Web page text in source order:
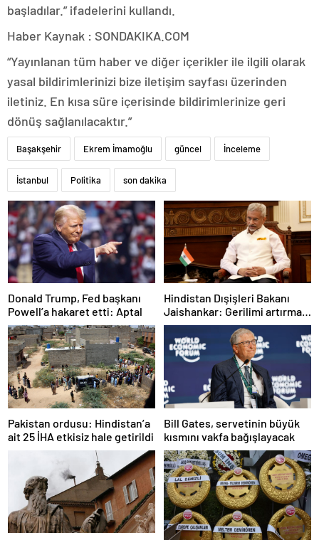
başladılar.” ifadelerini kullandı.
Haber Kaynak : SONDAKIKA.COM
“Yayınlanan tüm haber ve diğer içerikler ile ilgili olarak
yasal bildirimlerinizi bize iletişim sayfası üzerinden
iletiniz. En kısa süre içerisinde bildirimlerinize geri
dönüş sağlanılacaktır.”
Başakşehir Ekrem İmamoğlu güncel İnceleme
İstanbul Politika son dakika
Donald Trump, Fed başkanı
Powell’a hakaret etti: Aptal
Hindistan Dışişleri Bakanı
Jaishankar: Gerilimi artırmak
gibi bir niyetimiz yok
Pakistan ordusu: Hindistan’a
ait 25 İHA etkisiz hale getirildi
Bill Gates, servetinin büyük
kısmını vakfa bağışlayacak